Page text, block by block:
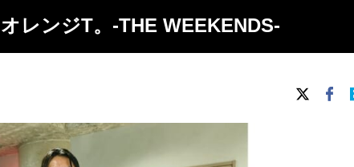
レンジT。-THE WEEKENDS-